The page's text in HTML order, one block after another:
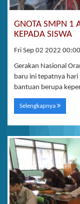
GNOTA SMPN 1
KEPADA SISWA
Fri Sep 02 2022
Gerakan Nasional
baru ini tepatnya
bantuan berupa
Selengkapnya